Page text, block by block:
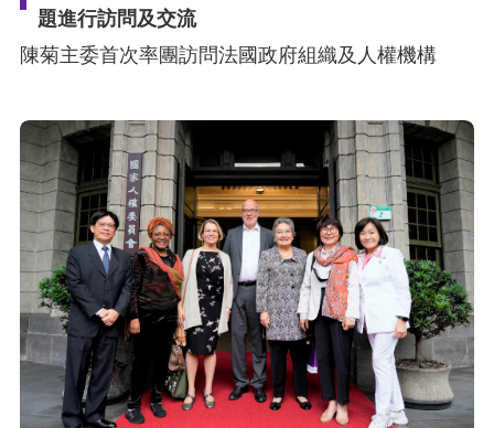
題進行訪問及交流
陳菊主委首次率團訪問法國政府組織及人權機構